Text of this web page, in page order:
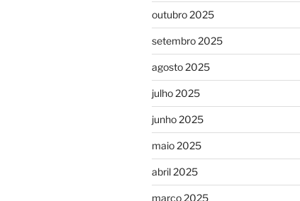
outubro 2025
setembro 2025
agosto 2025
julho 2025
junho 2025
maio 2025
abril 2025
março 2025